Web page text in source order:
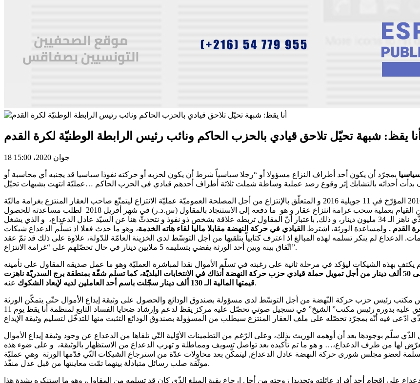
أنا يقظ: شبهة تحيّل تلاحق قيادي بالحزب الحاكم ونائب رئيس الرابطة الوطنيّة لكرة القدم
18 جوان 2020، 15:00
بمجرّد أن يكون أحد أطراف النزاع مسؤولا أو “رجلا سياسياّ شرط أن يكون لحزبه أو حركته نفوذا سياسيا قد يجنبه أي محاسبة أو
قنّن المشرّع التونسي صلب الفصل الخامس من القانون عدد 53 لسنة 2016 المؤرّخ في 11 جويلية 2016 و المتعلّق بالإنتزاع من أجل المصلحة العموميّة عمليّة الانتزاع ليتمتّع صاحب العقار المنتزع بغرامة ماليّة
تضبط رضائيا أو قضائيا، في هذا الإطار عجز أحد الورثة (ك.ط) و لسنوات عن القيام بعملية سحب غرامة انتزاع عقار و هو ما دفعه إلى الاستنجاد بالمقاول (س.د.ر) في شهر أفريل 2018 لطلب مساعدته للحصول
على مبلغ الغرامة المالية المودع بالخزينة العامّة للبلاد التونسيّة و الذّي ناهز الـ 34 مليون دينار، و ذلك, باعتبار أنّ المقاول تربطه علاقة بشخص ذو نفوذ و نتحدثّ هنا عن السيّد عادل الدعداع، و الذي يشغل
القدم . ولمساعدة الورثة، اشترط القيادي في حركة النهضة مقابلا ماليا لقاء هاته الخدمة، وهو ما حدث فعلا اذ تسلّم الدعداع شيكات
الدعداع لم ينكر تسلمه لهذه المبالغ اذ اعترف كتابياّ بتلقيها من أجل التوسّط لدى الخزينة العامّة للدّولة، علاوة على ذلك قد تمّ عقد
اتّفاق بينه وبين أحد الورثة يفضي بتسليمه 5 ملايين دينار في حال تحصّلهم على “غرامة الانتزاع”.
بهذه الشيكات ليؤكد في مرحلة ثانية على رغبته في تسلّم الأموال نقدا لمباشرة العمليّة وهو ما عمل صديقه المقاول على تأمينه
مبلغ نقدي يقارب 300 ألف دينار إضافة إلى 50 ألف دينار من أجل تمويل حملة قيادي حزب حركة النهضة أنذاك في الانتخابات البلديّة، كما تسلم شقّة بمنطقة برج السدريّة ناهزت
قيمتها المالية الـ 130 ألف دينار سجّلت باسم أحد العاملين لديه لإبعاد الشكوكعنه.
مكتب رئيس حزب حركة النّهضة من أجل التوسّط لدى مسؤولة بصندوق الودائع والحصول على وثيقة إيداع الأموال حتّى يتمكّن الورثة
المزعومين من الحصول على أموالهم من البنك المركزي، وهو مبدأ وافق عليه بدوره رئيس مكتب” الشيخ” في تسجيل صوتي تحصّل عليه مركز يقظ لدعم وإرشاد ضحايا الفساد التابع لمنظمة أنا يقظ يوم 11
سلّم بوجودها بعد أن أوهمه الوريث بذلك، وعلى الرّغم من التطمينات الأوّلية التّي تلقاها من الدعداع عن وجود وثيقة إيداع الأموال
لها من طرف الدعداع،… و هو ما تم تأكيده بعد تواصل تسويف ومماطلة و تهرب الدعداع من الاستظهار بالوثيقة، و على ضوء هذه
لعضو مجلس شورى حركة النهضة عادل الدعداع, ليتمكّن بعد محاولات عدّة من استرجاع الشيكات التّي قدّمها الورثة وهي عمليّة
موثّقة صلب رسائل متبادلة بينهما تمّت معاينتها من قبل عدل منفّذ.
على إقحام أحد أفراد عائلته وتحديدا زوجته من أجل ارجاع بقية المبلغ الذّي كان قد تسلمه من المقاول، وهو ما استنكره بشدة هذا